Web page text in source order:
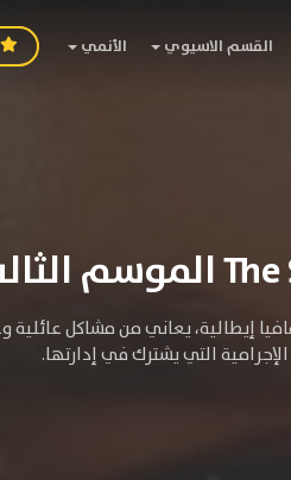
القسم الاسيوي الأنمي
إيطالية، يعاني من مشاكل عائلية
التي يشترك فيإدارتها.